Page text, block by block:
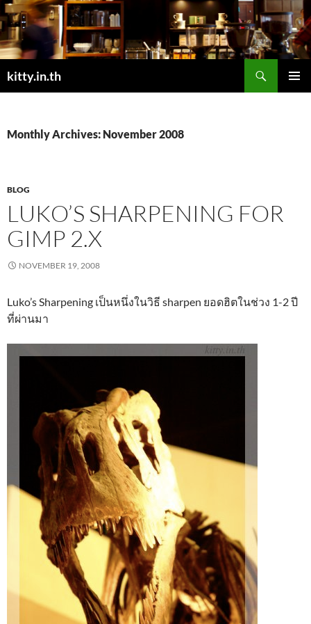
Skip
to
content
kitty.in.th
Monthly Archives: November 2008
BLOG
LUKO’S SHARPENING FOR
GIMP 2.X
NOVEMBER 19, 2008
Luko’s Sharpening เป็นหนึ่งในวิธี sharpen ยอดฮิตในช่วง 1-2 ปี
ที่ผ่านมา